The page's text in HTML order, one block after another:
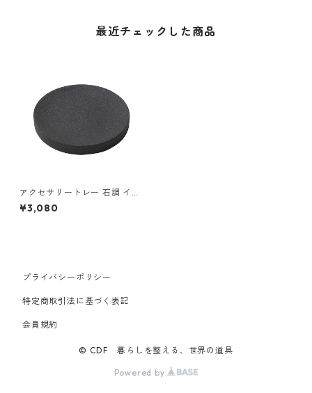
最近チェックした商品
アクセサリートレー 石調 イデ
アコ アメニティトレイ M idea
co AMENITY TRAY M ストー
¥3,080
プライバシーポリシー
特定商取引法に基づく表記
会員規約
© CDF 暮らしを整える、世界の道具
Powered by